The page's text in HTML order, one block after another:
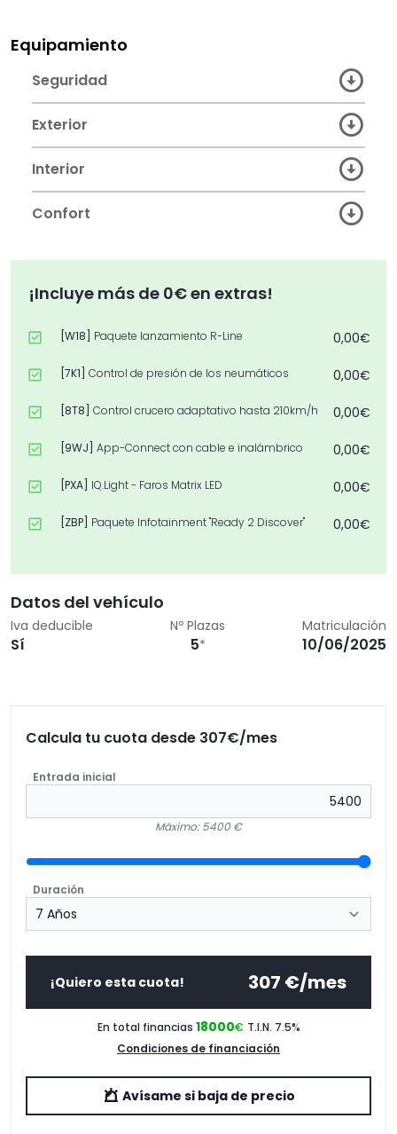
Equipamiento
Seguridad
Exterior
Interior
Confort
¡Incluye más de 0€ en extras!
[W18] Paquete lanzamiento R-Line 0,00€
[7K1] Control de presión de los neumáticos 0,00€
[8T8] Control crucero adaptativo hasta 210km/h 0,00€
[9WJ] App-Connect con cable e inalámbrico 0,00€
[PXA] IQ.Light - Faros Matrix LED 0,00€
[ZBP] Paquete Infotainment "Ready 2 Discover" 0,00€
Datos del vehículo
Iva deducible
Sí
Nº Plazas
5*
Matriculación
10/06/2025
Calcula tu cuota desde 307€/mes
Entrada inicial
Máximo: 5400 €
Duración
¡Quiero esta cuota! 307 €/mes
En total financias 18000€ T.I.N. 7.5%
Condiciones de financiación
Avísame si baja de precio